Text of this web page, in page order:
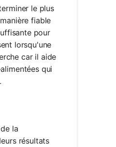
le plus
fiable
pour
lorsqu'une
car il aide
qui
la
résultats